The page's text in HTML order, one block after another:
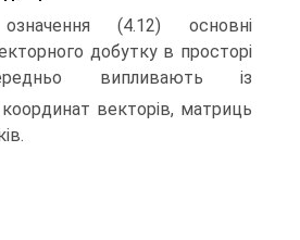
(4.12) основні
добутку в просторі
випливають із
векторів, матриць